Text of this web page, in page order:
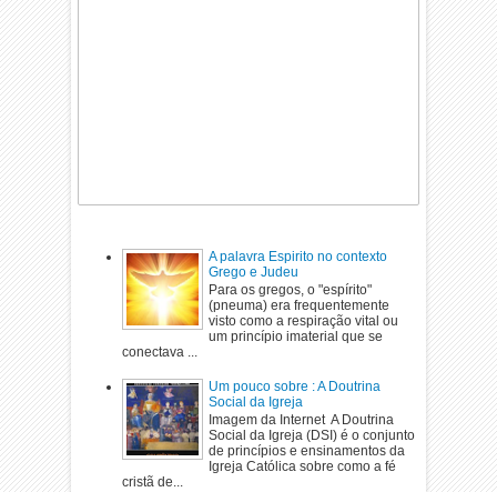
A palavra Espirito no contexto
Grego e Judeu
Para os gregos, o "espírito"
(pneuma) era frequentemente
visto como a respiração vital ou
um princípio imaterial que se
conectava ...
Um pouco sobre : A Doutrina
Social da Igreja
Imagem da Internet A Doutrina
Social da Igreja (DSI) é o conjunto
de princípios e ensinamentos da
Igreja Católica sobre como a fé
cristã de...